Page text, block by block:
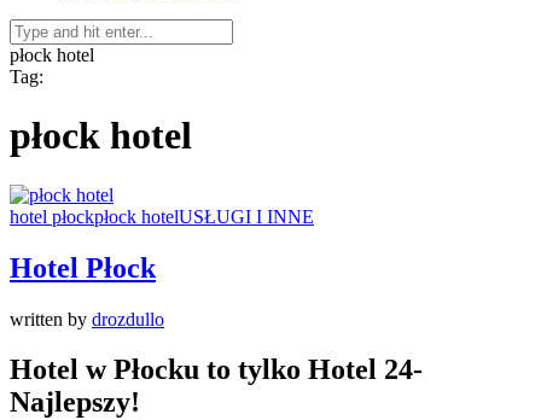
płock hotel
Tag:
płock hotel
hotel płockpłock hotelUSŁUGI I INNE
Hotel Płock
written by drozdullo
Hotel w Płocku to tylko Hotel 24-
Najlepszy!